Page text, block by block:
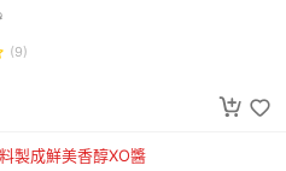
(9)
製成鮮美香醇XO醬